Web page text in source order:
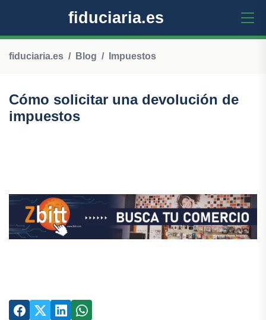
fiduciaria.es
fiduciaria.es Blog Impuestos
Cómo solicitar una devolución de
impuestos